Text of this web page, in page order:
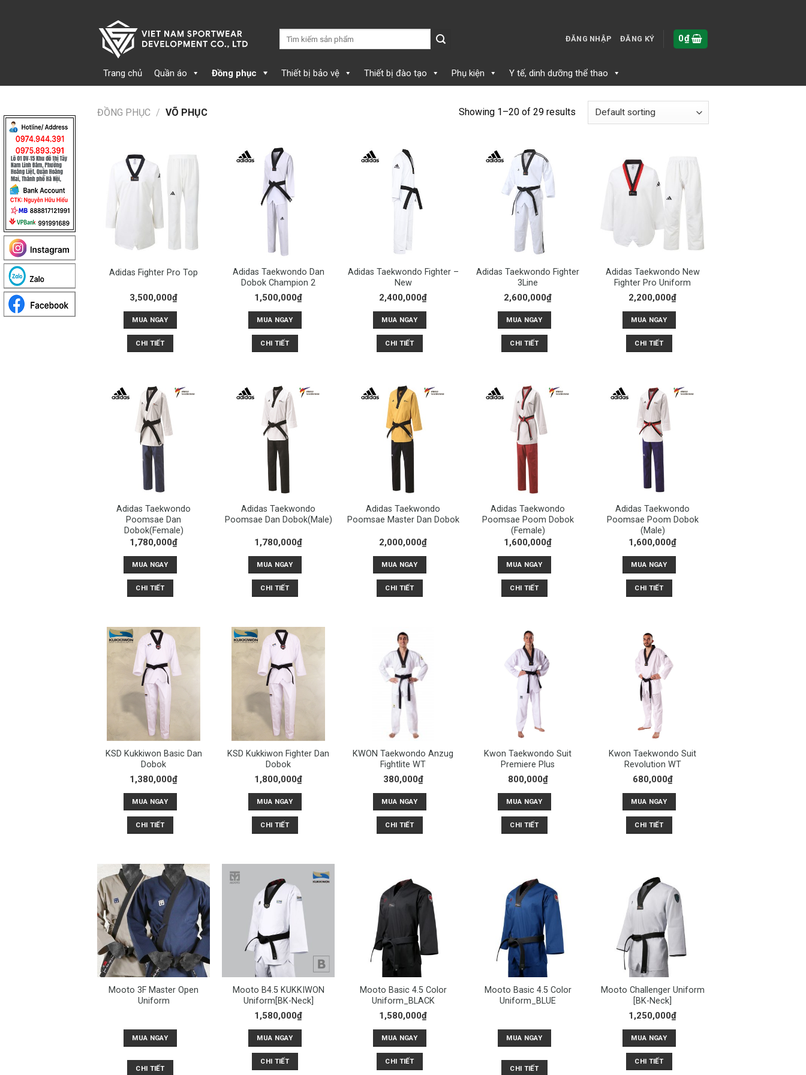
ĐĂNG NHẬP ĐĂNG KÝ 0₫
Trang chủ Quần áo Đồng phục Thiết bị bảo vệ Thiết bị đào tạo Phụ kiện Y tế, dinh dưỡng thể thao
ĐỒNG PHỤC / VÕ PHỤC Showing 1–20 of 29 results
Adidas Fighter Pro Top
3,500,000₫
MUA NGAY
CHI TIẾT
Adidas Taekwondo Dan
Dobok Champion 2
1,500,000₫
MUA NGAY
CHI TIẾT
Adidas Taekwondo Fighter –
New
2,400,000₫
MUA NGAY
CHI TIẾT
Adidas Taekwondo Fighter
3Line
2,600,000₫
MUA NGAY
CHI TIẾT
Adidas Taekwondo New
Fighter Pro Uniform
2,200,000₫
MUA NGAY
CHI TIẾT
Adidas Taekwondo
Poomsae Dan
Dobok(Female)
1,780,000₫
MUA NGAY
CHI TIẾT
Adidas Taekwondo
Poomsae Dan Dobok(Male)
1,780,000₫
MUA NGAY
CHI TIẾT
Adidas Taekwondo
Poomsae Master Dan Dobok
2,000,000₫
MUA NGAY
CHI TIẾT
Adidas Taekwondo
Poomsae Poom Dobok
(Female)
1,600,000₫
MUA NGAY
CHI TIẾT
Adidas Taekwondo
Poomsae Poom Dobok
(Male)
1,600,000₫
MUA NGAY
CHI TIẾT
KSD Kukkiwon Basic Dan
Dobok
1,380,000₫
MUA NGAY
CHI TIẾT
KSD Kukkiwon Fighter Dan
Dobok
1,800,000₫
MUA NGAY
CHI TIẾT
KWON Taekwondo Anzug
Fightlite WT
380,000₫
MUA NGAY
CHI TIẾT
Kwon Taekwondo Suit
Premiere Plus
800,000₫
MUA NGAY
CHI TIẾT
Kwon Taekwondo Suit
Revolution WT
680,000₫
MUA NGAY
CHI TIẾT
Mooto 3F Master Open
Uniform
MUA NGAY
CHI TIẾT
Mooto B4.5 KUKKIWON
Uniform[BK-Neck]
1,580,000₫
MUA NGAY
CHI TIẾT
Mooto Basic 4.5 Color
Uniform_BLACK
1,580,000₫
MUA NGAY
CHI TIẾT
Mooto Basic 4.5 Color
Uniform_BLUE
MUA NGAY
CHI TIẾT
Mooto Challenger Uniform
[BK-Neck]
1,250,000₫
MUA NGAY
CHI TIẾT